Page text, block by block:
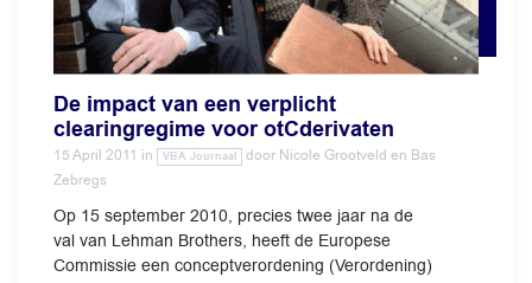
De impact van een verplicht
clearingregime voor otC­derivaten
15 April 2011 in VBA Journaal door Nicole Grootveld en Bas
Zebregs
Op 15 september 2010, precies twee jaar na de
val van Lehman Brothers, heeft de Europese
Commissie een conceptverordening (Verordening)